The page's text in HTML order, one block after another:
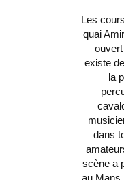
Les
quai
existe
la
dans
scène a